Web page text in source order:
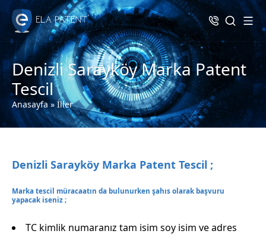
Denizli Sarayköy Marka Patent
Tescil
Anasayfa»İller
Denizli Sarayköy Marka Patent Tescil ;
Marka tescil müracaatın da bulunurken şahıs olarak başvuru
yapacak iseniz ;
TC kimlik numaranız tam isim soy isim ve adres